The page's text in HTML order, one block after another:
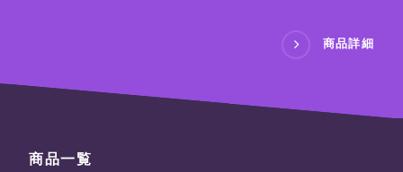
商品詳細
商品一覧